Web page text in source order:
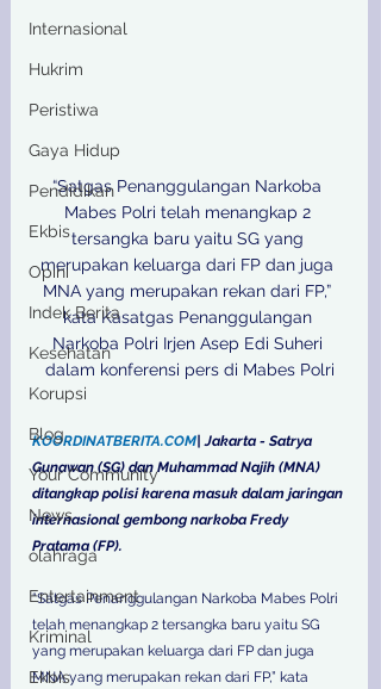
Internasional
Hukrim
Peristiwa
Gaya Hidup
Pendidikan
Ekbis
Opini
Indek Berita
Kesehatan
Korupsi
Blog
Your Community
News
olahraga
Entertainment
Kriminal
Ekbis
“Satgas Penanggulangan Narkoba
Mabes Polri telah menangkap 2
tersangka baru yaitu SG yang
merupakan keluarga dari FP dan juga
MNA yang merupakan rekan dari FP,”
kata Kasatgas Penanggulangan
Narkoba Polri Irjen Asep Edi Suheri
dalam konferensi pers di Mabes Polri
KOORDINATBERITA.COM | Jakarta - Satrya
Gunawan (SG) dan Muhammad Najih (MNA)
ditangkap polisi karena masuk dalam jaringan
internasional gembong narkoba Fredy
Pratama (FP).
“Satgas Penanggulangan Narkoba Mabes Polri
telah menangkap 2 tersangka baru yaitu SG
yang merupakan keluarga dari FP dan juga
MNA yang merupakan rekan dari FP,” kata